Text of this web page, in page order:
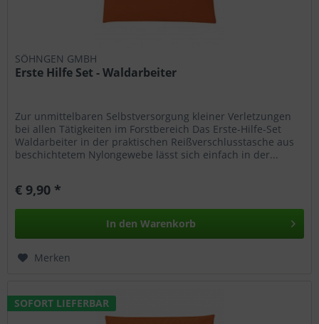
SÖHNGEN GMBH
Erste Hilfe Set - Waldarbeiter
Zur unmittelbaren Selbstversorgung kleiner Verletzungen
bei allen Tätigkeiten im Forstbereich Das Erste-Hilfe-Set
Waldarbeiter in der praktischen Reißverschlusstasche aus
beschichtetem Nylongewebe lässt sich einfach in der...
€ 9,90 *
In den Warenkorb
Merken
SOFORT LIEFERBAR